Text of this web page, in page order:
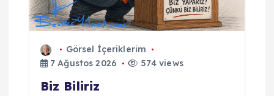
Görsel İçeriklerim
7 Ağustos 2026
574 views
Biz Biliriz